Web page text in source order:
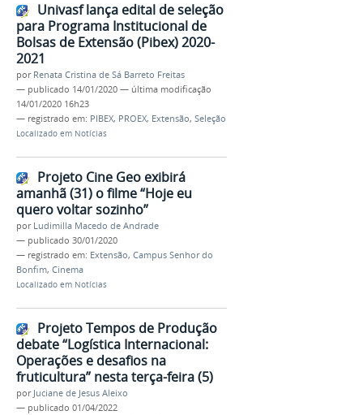
Univasf lança edital de seleção
para Programa Institucional de
Bolsas de Extensão (Pibex) 2020-
2021
por Renata Cristina de Sá Barreto Freitas
— publicado 14/01/2020 — última modificação
14/01/2020 16h23
— registrado em: PIBEX, PROEX, Extensão, Seleção
Localizado em Notícias
Projeto Cine Geo exibirá
amanhã (31) o filme “Hoje eu
quero voltar sozinho”
por Ludimilla Macedo de Andrade
— publicado 30/01/2020
— registrado em: Extensão, Campus Senhor do
Bonfim, Cinema
Localizado em Notícias
Projeto Tempos de Produção
debate “Logística Internacional:
Operações e desafios na
fruticultura” nesta terça-feira (5)
por Juciane de Jesus Aleixo
— publicado 01/04/2022